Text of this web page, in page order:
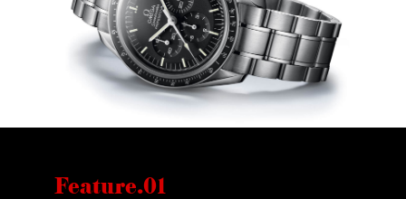
Feature.01